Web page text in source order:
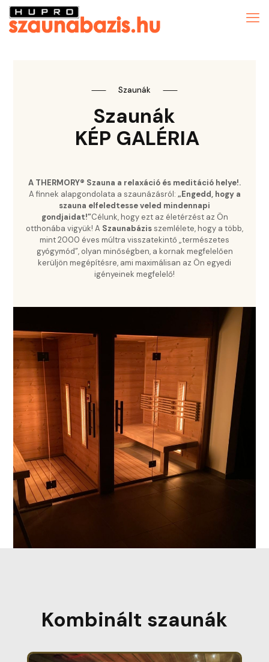
⸺ Szaunák ⸺
Szaunák
KÉP GALÉRIA
A THERMORY® Szauna a relaxáció és meditáció helye!.
A finnek alapgondolata a szaunázásról: „Engedd, hogy a
szauna elfeledtesse veled mindennapi
gondjaidat!”Célunk, hogy ezt az életérzést az Ön
otthonába vigyük! A Szaunabázisszemlélete, hogy a több,
mint 2000 éves múltra visszatekintő „természetes
gyógymód”, olyan minőségben, a kornak megfelelően
kerüljön megépítésre, ami maximálisan az Ön egyedi
igényeinek megfelelő!
Kombinált szaunák